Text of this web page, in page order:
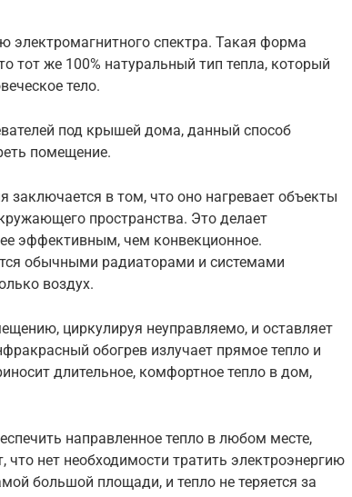
электромагнитного спектра. Такая форма
тот же 100% натуральный тип тепла, который
тело.
под крышей дома, данный способ
помещение.
заключается в том, что оно нагревает объекты
пространства. Это делает
эффективным, чем конвекционное.
обычными радиаторами и системами
воздух.
циркулируя неуправляемо, и оставляет
обогрев излучает прямое тепло и
длительное, комфортное тепло в дом,
направленное тепло в любом месте,
что нет необходимости тратить электроэнергию
большой площади, и тепло не теряется за